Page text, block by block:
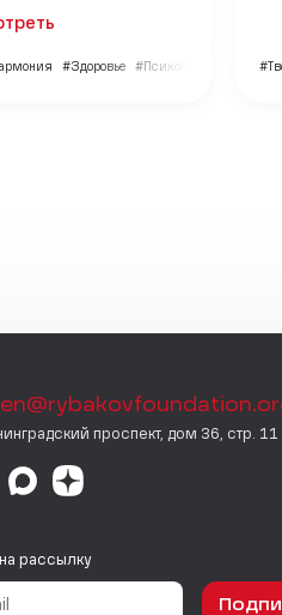
#Здоровье #Психология
проспект, дом 36, стр. 11
рассылку